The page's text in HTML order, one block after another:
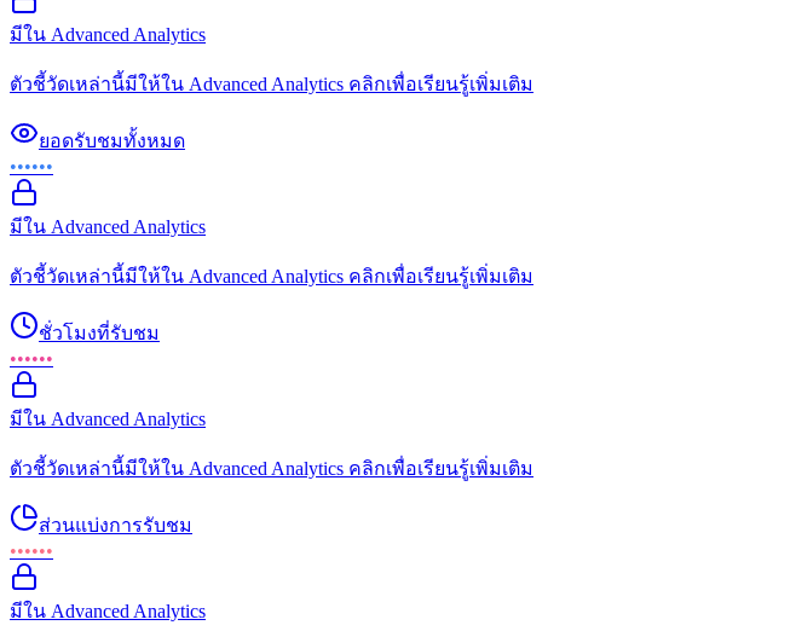
มีใน Advanced Analytics
ตัวชี้วัดเหล่านี้มีให้ใน Advanced Analytics คลิกเพื่อเรียนรู้เพิ่มเติม
ยอดรับชมทั้งหมด
••••••
มีใน Advanced Analytics
ตัวชี้วัดเหล่านี้มีให้ใน Advanced Analytics คลิกเพื่อเรียนรู้เพิ่มเติม
ชั่วโมงที่รับชม
••••••
มีใน Advanced Analytics
ตัวชี้วัดเหล่านี้มีให้ใน Advanced Analytics คลิกเพื่อเรียนรู้เพิ่มเติม
ส่วนแบ่งการรับชม
••••••
มีใน Advanced Analytics